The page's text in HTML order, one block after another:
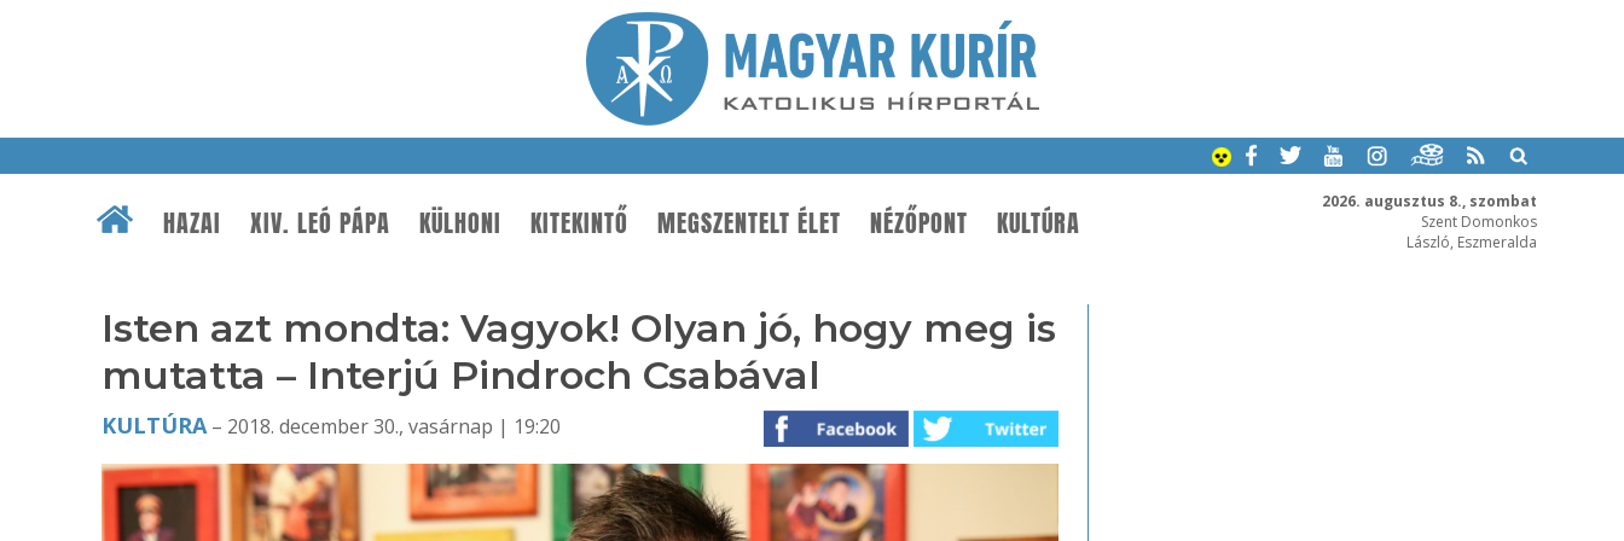
2026. augusztus 8., szombat
Szent Domonkos
László, Eszmeralda
HAZAI XIV. LEÓ PÁPA KÜLHONI KITEKINTŐ MEGSZENTELT ÉLET NÉZŐPONT KULTÚRA
Isten azt mondta: Vagyok! Olyan jó, hogy meg is
mutatta – Interjú Pindroch Csabával
KULTÚRA– 2018. december 30., vasárnap | 19:20